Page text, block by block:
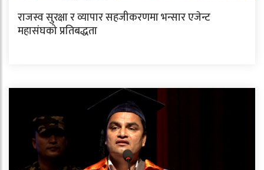
राजस्व सुरक्षा र व्यापार सहजीकरणमा भन्सार एजेन्ट
महासंघको प्रतिबद्धता